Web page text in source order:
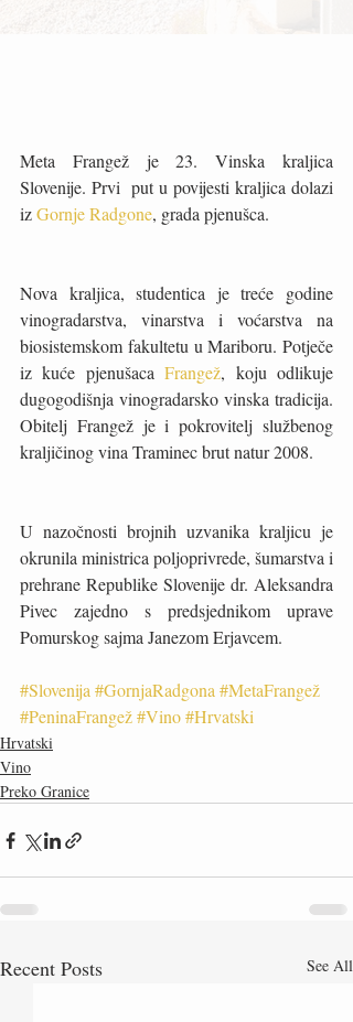
Meta Frangež je 23. Vinska kraljica
Slovenije. Prvi  put u povijesti kraljica dolazi
iz Gornje Radgone, grada pjenušca.
Nova kraljica, studentica je treće godine
vinogradarstva, vinarstva i voćarstva na
biosistemskom fakultetu u Mariboru. Potječe
iz kuće pjenušaca Frangež, koju odlikuje
dugogodišnja vinogradarsko vinska tradicija.
Obitelj Frangež je i pokrovitelj službenog
kraljičinog vina Traminec brut natur 2008.
U nazočnosti brojnih uzvanika kraljicu je
okrunila ministrica poljoprivrede, šumarstva i
prehrane Republike Slovenije dr. Aleksandra
Pivec zajedno s predsjednikom uprave
Pomurskog sajma Janezom Erjavcem.
#Slovenija #GornjaRadgona #MetaFrangež
#PeninaFrangež#Vino#Hrvatski
Hrvatski
Vino
Preko Granice
Recent Posts See All